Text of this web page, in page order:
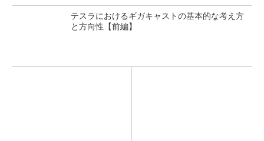
テスラにおけるギガキャストの基本的な考え方
と方向性【前編】